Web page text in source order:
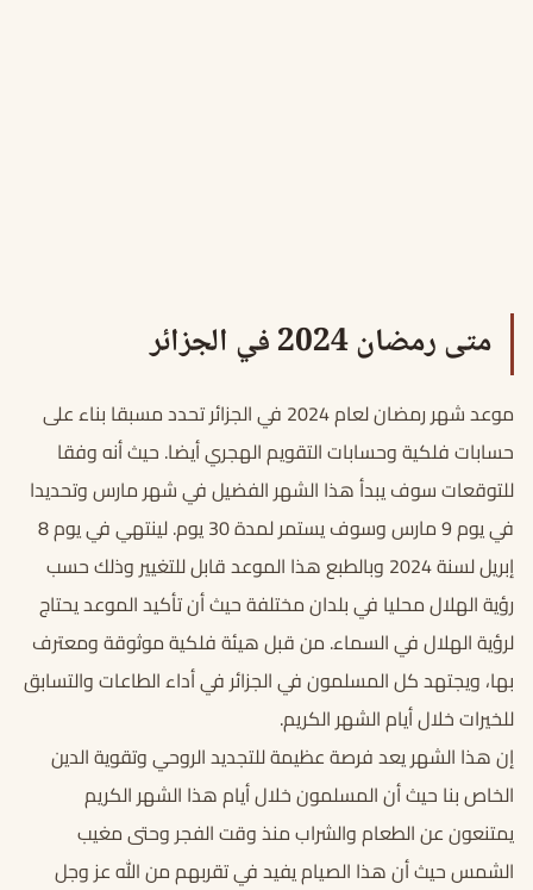
متى رمضان 2024 في الجزائر
موعد شهر رمضان لعام 2024 في الجزائر تحدد مسبقا بناء على
حسابات فلكية وحسابات التقويم الهجري أيضا. حيث أنه وفقا
للتوقعات سوف يبدأ هذا الشهر الفضيل في شهر مارس وتحديدا
في يوم 9 مارس وسوف يستمر لمدة 30 يوم. لينتهي في يوم 8
إبريل لسنة 2024 وبالطبع هذا الموعد قابل للتغيير وذلك حسب
رؤية الهلال محليا في بلدان مختلفة حيث أن تأكيد الموعد يحتاج
لرؤية الهلال في السماء. من قبل هيئة فلكية موثوقة ومعترف
بها، ويجتهد كل المسلمون في الجزائر في أداء الطاعات والتسابق
للخيرات خلال أيام الشهر الكريم.
إن هذا الشهر يعد فرصة عظيمة للتجديد الروحي وتقوية الدين
الخاص بنا حيث أن المسلمون خلال أيام هذا الشهر الكريم
يمتنعون عن الطعام والشراب منذ وقت الفجر وحتى مغيب
الشمس حيث أن هذا الصيام يفيد في تقربهم من الله عز وجل